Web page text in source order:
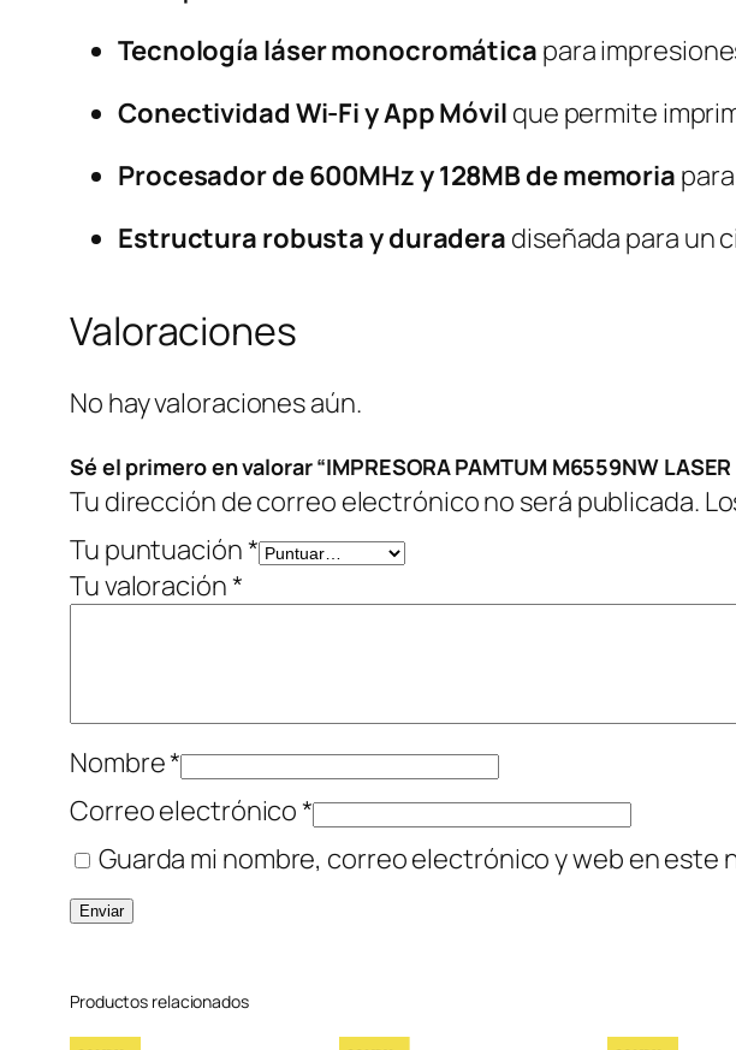
M
6
5
9
R
M
O
T
I
Tecnología láser monocromática para
Conectividad Wi-Fi y App Móvil que permite
Procesador de 600MHz y 128MB de memoria
Estructura robusta y duradera diseñada para un
Valoraciones
No hay valoraciones aún.
Sé el primero en valorar “IMPRESORA PAMTUM M6559NW LASER
Tu dirección de correo electrónico no será publicada.
Tu puntuación*
Tu valoración*
Nombre*
Correo electrónico*
Guarda mi nombre, correo electrónico y web en este
Productos relacionados